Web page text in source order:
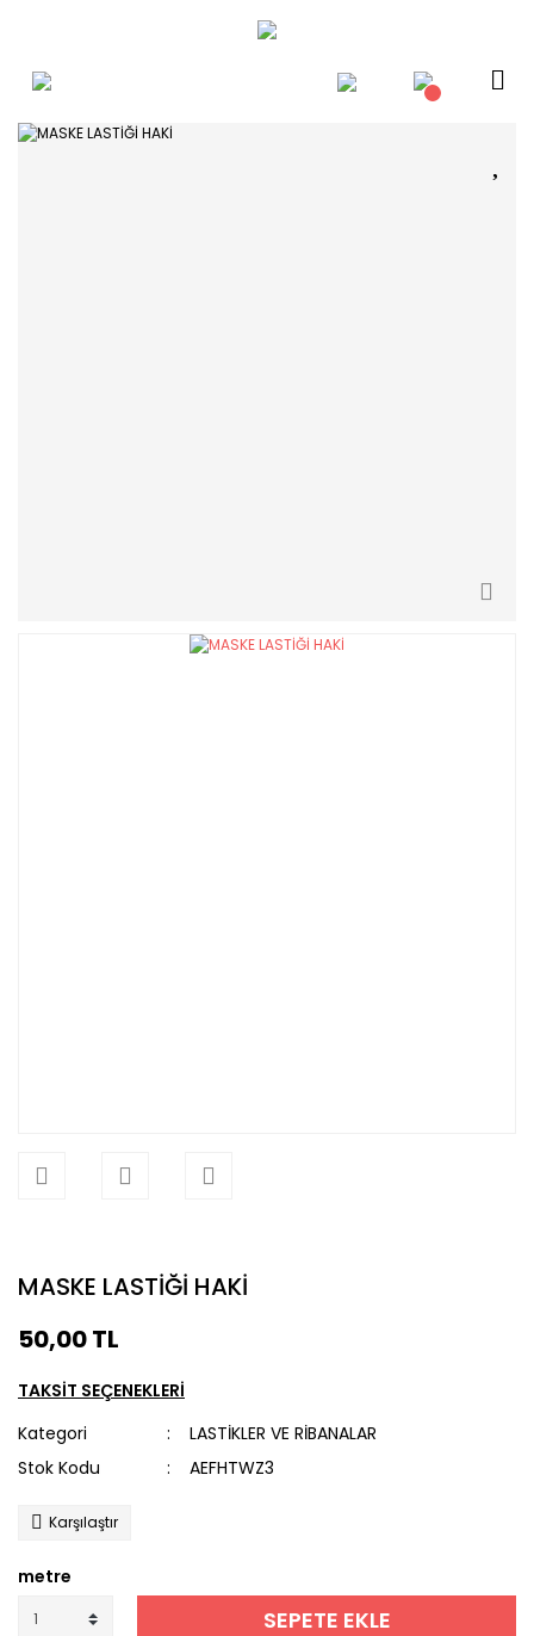
MASKE LASTİĞİ HAKİ
50,00 TL
TAKSİT SEÇENEKLERİ
Kategori
LASTİKLER VE RİBANALAR
Stok Kodu
AEFHTWZ3
Karşılaştır
metre
SEPETE EKLE